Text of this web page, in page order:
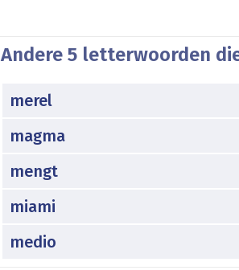
Andere 5 letterwoorden
merel
magma
mengt
miami
medio